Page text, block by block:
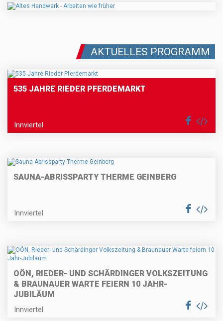
AKTUELLES PROGRAMM
535 JAHRE RIEDER PFERDEMARKT
Innviertel
SAUNA-ABRISSPARTY THERME GEINBERG
Innviertel
OÖN, RIEDER- UND SCHÄRDINGER VOLKSZEITUNG
& BRAUNAUER WARTE FEIERN 10 JAHR-
JUBILÄUM
Innviertel